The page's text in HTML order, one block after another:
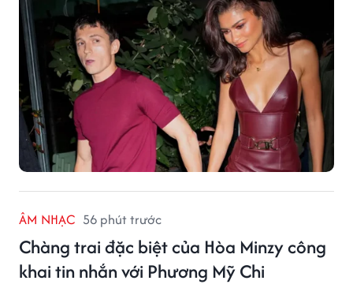
ÂM NHẠC 56 phút trước
Chàng trai đặc biệt của Hòa Minzy công
khai tin nhắn với Phương Mỹ Chi